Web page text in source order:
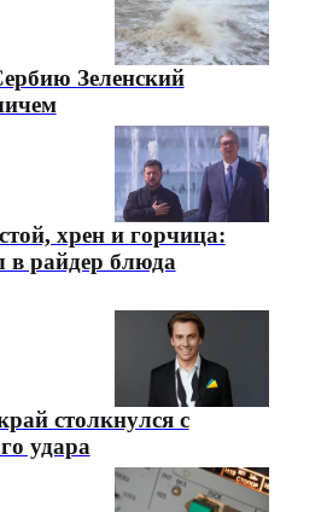
Зеленский
хрен и горчица:
райдер блюда
столкнулся с
удара